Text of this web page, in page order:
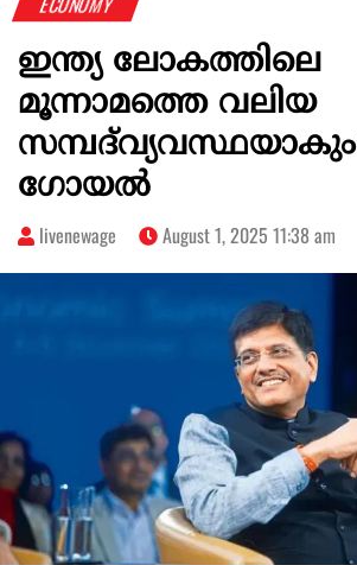
ഇന്ത്യ ലോകത്തിലെ
മൂന്നാമത്തെ വലിയ
ഗോയൽ
livenewage August 1, 2025 11:38 am